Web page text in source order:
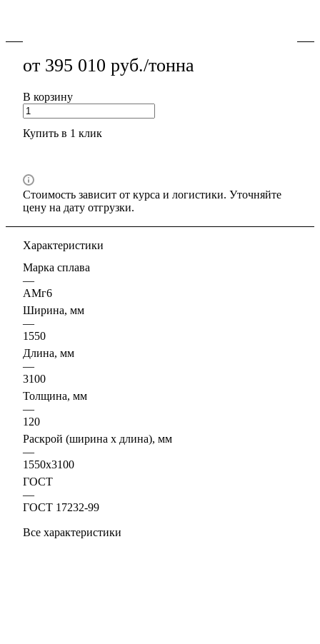
от 395 010 руб./тонна
В корзину
Купить в 1 клик
Стоимость зависит от курса и логистики. Уточняйте
цену на дату отгрузки.
Характеристики
Марка сплава
—
АМг6
Ширина, мм
—
1550
Длина, мм
—
3100
Толщина, мм
—
120
Раскрой (ширина х длина), мм
—
1550x3100
ГОСТ
—
ГОСТ 17232-99
Все характеристики